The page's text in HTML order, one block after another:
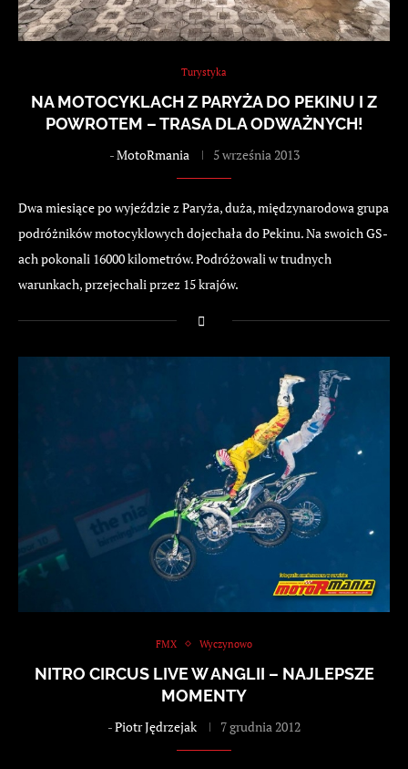
Turystyka
NA MOTOCYKLACH Z PARYŻA DO PEKINU I Z
POWROTEM – TRASA DLA ODWAŻNYCH!
-MotoRmania 5 września 2013
Dwa miesiące po wyjeździe z Paryża, duża, międzynarodowa grupa
podróżników motocyklowych dojechała do Pekinu. Na swoich GS-
ach pokonali 16000 kilometrów. Podróżowali w trudnych
warunkach, przejechali przez 15 krajów.
FMX Wyczynowo
NITRO CIRCUS LIVE W ANGLII – NAJLEPSZE
MOMENTY
-Piotr Jędrzejak 7 grudnia 2012